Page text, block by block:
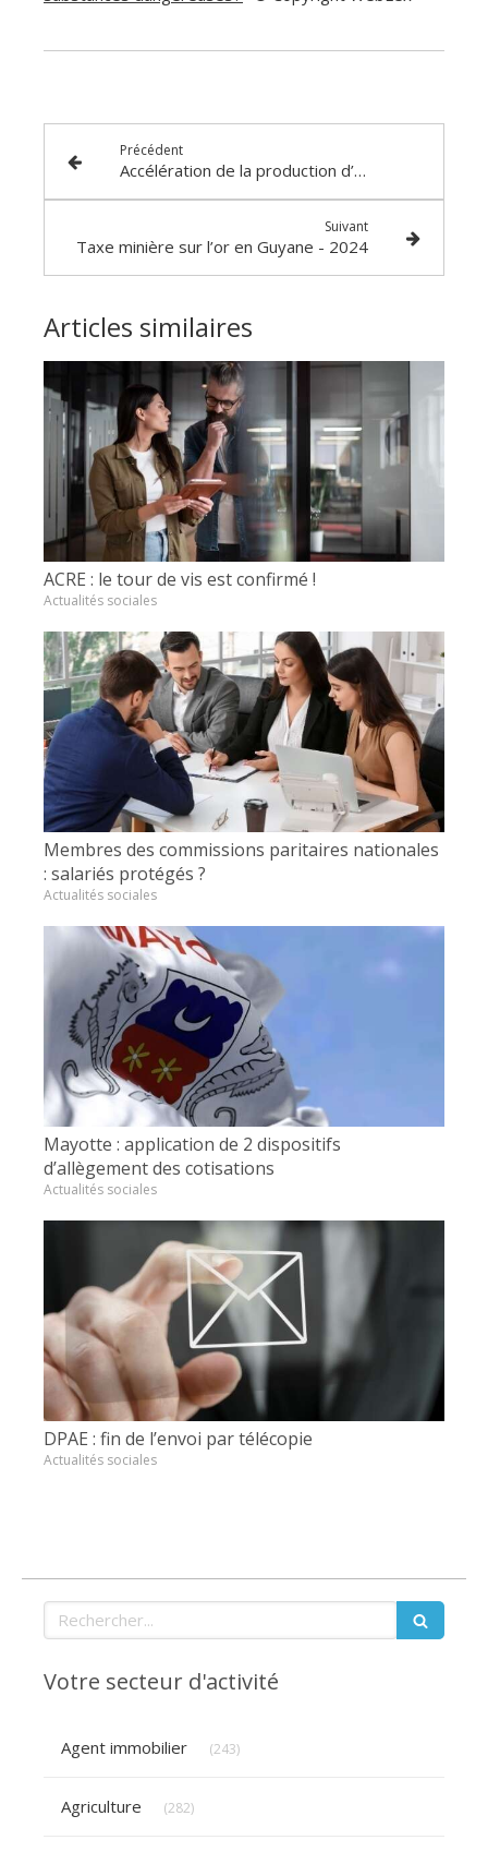
Précédent
Accélération de la production d’énergies renouvelables : une dérogation prolongée !
Suivant
Taxe minière sur l’or en Guyane - 2024
Articles similaires
ACRE : le tour de vis est confirmé !
Actualités sociales
Membres des commissions paritaires nationales
: salariés protégés ?
Actualités sociales
Mayotte : application de 2 dispositifs
d’allègement des cotisations
Actualités sociales
DPAE : fin de l’envoi par télécopie
Actualités sociales
Rechercher
Votre secteur d'activité
Agent immobilier (243)
Agriculture (282)